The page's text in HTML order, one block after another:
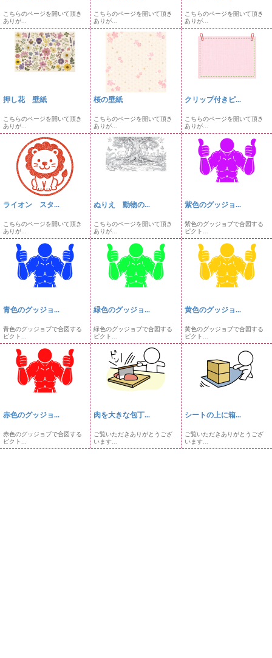
こちらのページを開いて頂き
ありが...
こちらのページを開いて頂き
ありが...
こちらのページを開いて頂き
ありが...
押し花 壁紙
こちらのページを開いて頂き
ありが...
桜の壁紙
こちらのページを開いて頂き
ありが...
クリップ付きピ...
こちらのページを開いて頂き
ありが...
ライオン スタ...
こちらのページを開いて頂き
ありが...
ぬりえ 動物の...
こちらのページを開いて頂き
ありが...
紫色のグッジョ...
紫色のグッジョブで合図する
ピクト...
青色のグッジョ...
青色のグッジョブで合図する
ピクト...
緑色のグッジョ...
緑色のグッジョブで合図する
ピクト...
黄色のグッジョ...
黄色のグッジョブで合図する
ピクト...
赤色のグッジョ...
赤色のグッジョブで合図する
ピクト...
肉を大きな包丁...
ご覧いただきありがとうござ
います...
シートの上に箱...
ご覧いただきありがとうござ
います...